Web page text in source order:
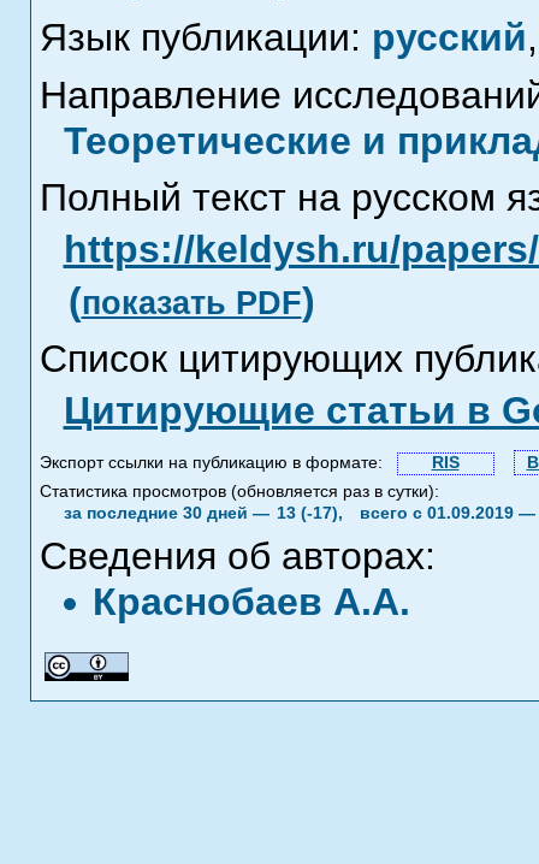
Язык публикации: русский,
Направление
Теоретические и
Полный текст на русском
https://keldysh.ru/
(показать PDF)
Список цитирующих
Цитирующие статьи в
Экспорт ссылки на публикацию в формате: RIS
Статистика просмотров (обновляется раз в сутки):
за последние 30 дней — 13 (-17), всего с 01.09.2019 —
Сведения об авторах:
Краснобаев А.А.